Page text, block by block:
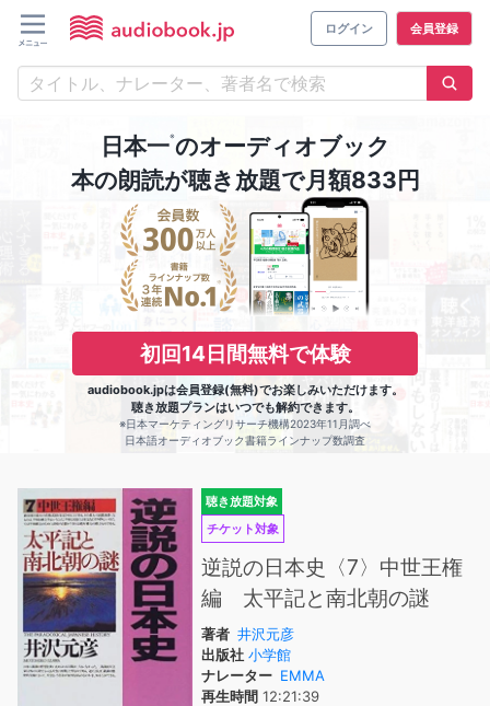
ログイン 会員登録
日本一※のオーディオブック
本の朗読が聴き放題で月額833円
初回14日間無料で体験
audiobook.jpは会員登録(無料)でお楽しみいただけます。
聴き放題プランはいつでも解約できます。
※日本マーケティングリサーチ機構2023年11月調べ
日本語オーディオブック書籍ラインナップ数調査
聴き放題対象
チケット対象
逆説の日本史〈7〉中世王権
編 太平記と南北朝の謎
著者 井沢元彦
出版社 小学館
ナレーター EMMA
再生時間 12:21:39